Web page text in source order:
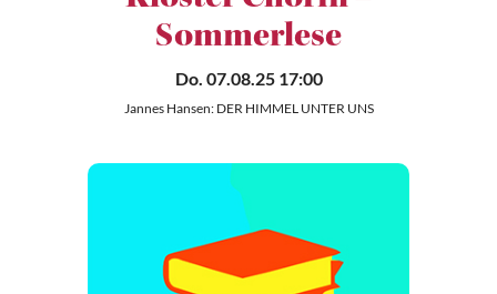
Sommerlese
Do. 07.08.25 17:00
Jannes Hansen: DER HIMMEL UNTER UNS